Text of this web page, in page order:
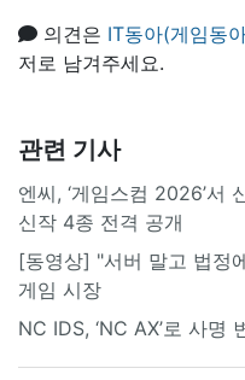
의견은 IT동아(게임동
저로 남겨주세요.
관련 기사
엔씨, ‘게임스컴 2026’서
신작 4종 전격 공개
[동영상] "서버 말고 법정
게임 시장
NC IDS, ‘NC AX’로 사명